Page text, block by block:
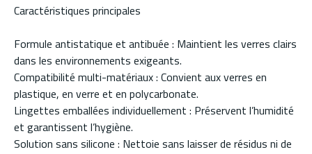
Caractéristiques principales
Formule antistatique et antibuée : Maintient les verres clairs
dans les environnements exigeants.
Compatibilité multi-matériaux : Convient aux verres en
plastique, en verre et en polycarbonate.
Lingettes emballées individuellement : Préservent l’humidité
et garantissent l’hygiène.
Solution sans silicone : Nettoie sans laisser de résidus ni de